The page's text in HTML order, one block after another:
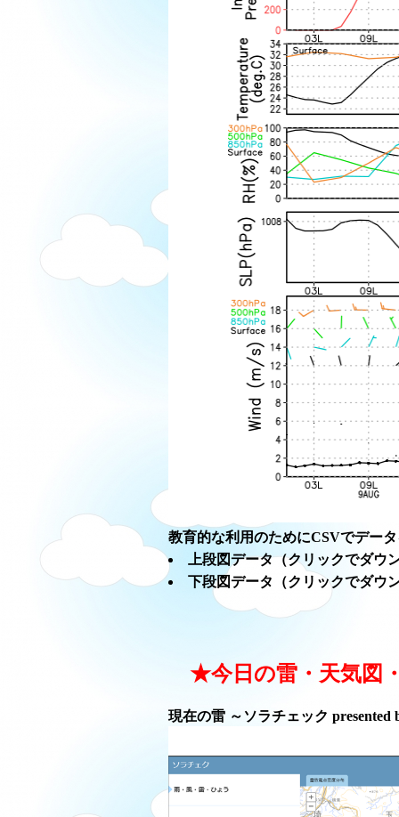
教育的な利用のためにCSVでデー
上段図データ（クリックでダウ
下段図データ（クリックでダウ
★今日の雷・天気図
現在の雷 ～ソラチェック presented